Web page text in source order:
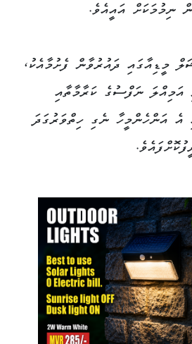
ނިމުމަކަށް އައީއެވެ.
މީޑިއާގައި ދައުރުވާން ފެށުމާއެކު،
އަމިއްލަ ނަފްސުގެ ކަރާމާތާއި
އެ އަންހެންމީހާ ނެގި ހިތްވަރުގަދަ